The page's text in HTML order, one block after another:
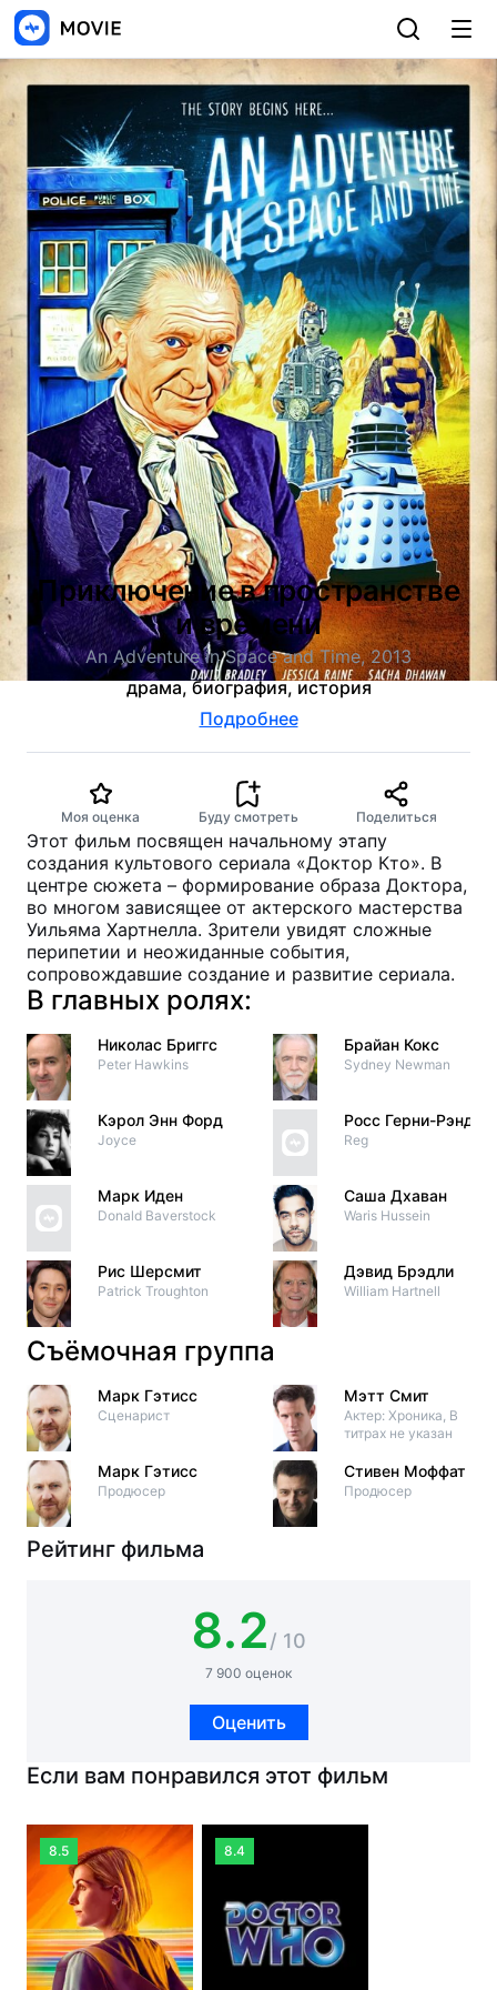
Приключение в пространстве
и времени
An Adventure in Space and Time, 2013
драма, биография, история
Подробнее
Моя оценка Буду смотреть Поделиться
Этот фильм посвящен начальному этапу
создания культового сериала «Доктор Кто». В
центре сюжета – формирование образа Доктора,
во многом зависящее от актерского мастерства
Уильяма Хартнелла. Зрители увидят сложные
перипетии и неожиданные события,
сопровождавшие создание и развитие сериала.
В главных ролях:
Николас Бриггс
Peter Hawkins
Кэрол Энн Форд
Joyce
Марк Иден
Donald Baverstock
Рис Шерсмит
Patrick Troughton
Брайан Кокс
Sydney Newman
Росс Герни-
Reg
Саша Дхаван
Waris Hussein
Дэвид Брэдли
William Hartnell
Съёмочная группа
Марк Гэтисс
Сценарист
Марк Гэтисс
Продюсер
Мэтт Смит
Актер: Хроника, В
титрах не указан
Стивен Моффат
Продюсер
Рейтинг фильма
8.2/ 10
7 900 оценок
Оценить
Если вам понравился этот фильм
8.5 8.4